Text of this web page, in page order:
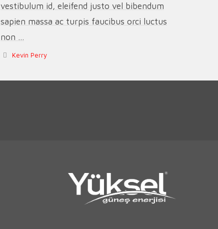
vestibulum id, eleifend justo vel bibendum
sapien massa ac turpis faucibus orci luctus
non ...
Kevin Perry